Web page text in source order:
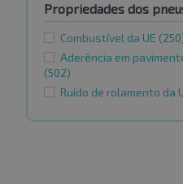
Propriedades dos
Combustível da UE
Aderência em
(502)
Ruído de rolamento da